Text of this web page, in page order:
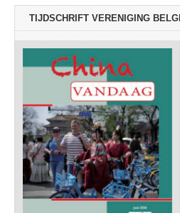
TIJDSCHRIFT VERENIGING